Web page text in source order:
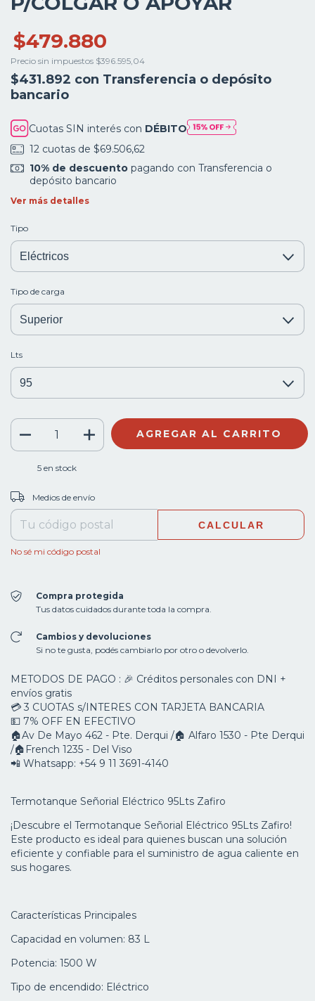
$479.880
Precio sin impuestos $396.595,04
$431.892 con Transferencia o depósito
bancario
Cuotas SIN interés con DÉBITO
12 cuotas de $69.506,62
10% de descuentopagando con Transferencia o
depósito bancario
Ver más detalles
Tipo
Tipo de carga
Lts
5 en stock
Entregas para el CP:
Medios de envío
CALCULAR
No sé mi código postal
Compra protegida
Tus datos cuidados durante toda la compra.
Cambios y devoluciones
Si no te gusta, podés cambiarlo por otro o devolverlo.
METODOS DE PAGO : 🎉 Créditos personales con DNI +
envíos gratis
💳 3 CUOTAS s/INTERES CON TARJETA BANCARIA
💵 7% OFF EN EFECTIVO
🏠Av De Mayo 462 - Pte. Derqui /🏠 Alfaro 1530 - Pte Derqui
/🏠French 1235 - Del Viso
📲 Whatsapp: +54 9 11 3691-4140
Termotanque Señorial Eléctrico 95Lts Zafiro
¡Descubre el Termotanque Señorial Eléctrico 95Lts Zafiro!
Este producto es ideal para quienes buscan una solución
eficiente y confiable para el suministro de agua caliente en
sus hogares.
Características Principales
Capacidad en volumen: 83 L
Potencia: 1500 W
Tipo de encendido: Eléctrico